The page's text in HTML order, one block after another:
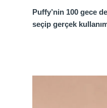
Puffy’nin 100 gece
seçip gerçek